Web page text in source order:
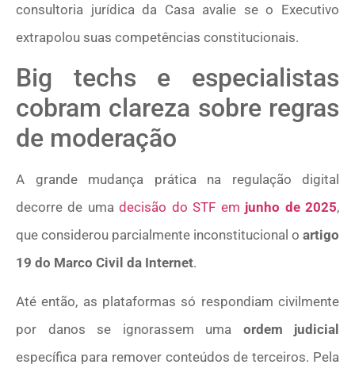
consultoria jurídica da Casa avalie se o Executivo
extrapolou suas competências constitucionais.
Big techs e especialistas
cobram clareza sobre regras
de moderação
A grande mudança prática na regulação digital
decorre de umadecisão do STF em junho de 2025,
que considerou parcialmente inconstitucional o artigo
19 do Marco Civil da Internet.
Até então, as plataformas só respondiam civilmente
por danos se ignorassem uma ordem judicial
específica para remover conteúdos de terceiros. Pela